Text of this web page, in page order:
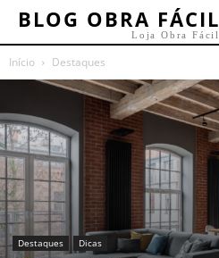
BLOG OBRA FÁCIL
Loja Obra Fácil
Início Destaques
Destaques Dicas